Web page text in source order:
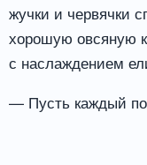
жучки и червячки
хорошую овсяную
с наслаждением
— Пусть каждый